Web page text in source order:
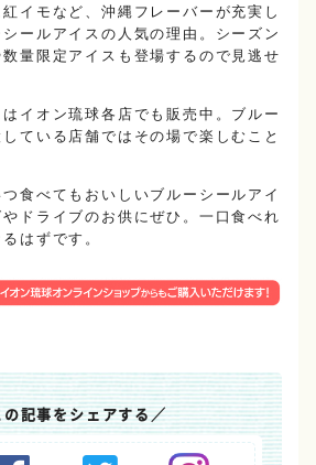
イモなど、沖縄フレーバーが充実し
ールアイスの人気の理由。シーズン
量限定アイスも登場するので見逃せ
イオン琉球各店でも販売中。ブルー
ている店舗ではその場で楽しむこと
食べてもおいしいブルーシールアイ
ドライブのお供にぜひ。一口食べれ
はずです。
の記事をシェアする／